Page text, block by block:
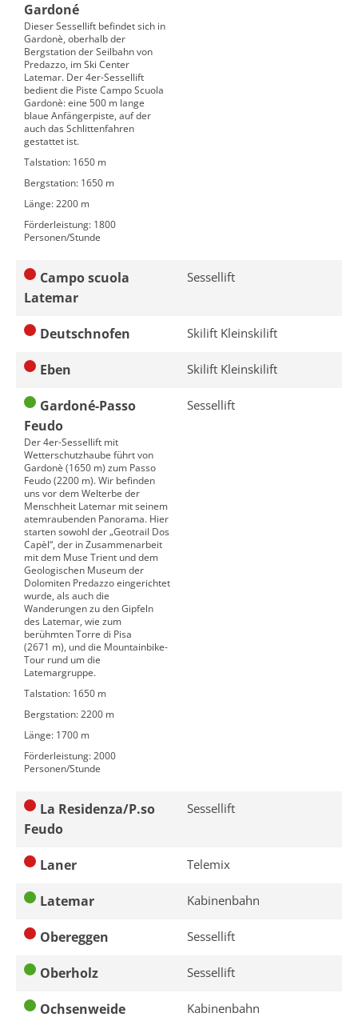
Gardoné
Dieser Sessellift befindet sich in
Gardonè, oberhalb der
Bergstation der Seilbahn von
Predazzo, im Ski Center
Latemar. Der 4er-Sessellift
bedient die Piste Campo Scuola
Gardonè: eine 500 m lange
blaue Anfängerpiste, auf der
auch das Schlittenfahren
gestattet ist.
Talstation: 1650 m
Bergstation: 1650 m
Länge: 2200 m
Förderleistung: 1800
Personen/Stunde
Campo scuola
Latemar
Sessellift
Deutschnofen Skilift Kleinskilift
Eben Skilift Kleinskilift
Gardoné-Passo
Feudo
Der 4er-Sessellift mit
Wetterschutzhaube führt von
Gardonè (1650 m) zum Passo
Feudo (2200 m). Wir befinden
uns vor dem Welterbe der
Menschheit Latemar mit seinem
atemraubenden Panorama. Hier
starten sowohl der „Geotrail Dos
Capèl“, der in Zusammenarbeit
mit dem Muse Trient und dem
Geologischen Museum der
Dolomiten Predazzo eingerichtet
wurde, als auch die
Wanderungen zu den Gipfeln
des Latemar, wie zum
berühmten Torre di Pisa
(2671 m), und die Mountainbike-
Tour rund um die
Latemargruppe.
Talstation: 1650 m
Bergstation: 2200 m
Länge: 1700 m
Förderleistung: 2000
Personen/Stunde
Sessellift
La Residenza/P.so
Feudo
Sessellift
Laner Telemix
Latemar Kabinenbahn
Obereggen Sessellift
Oberholz Sessellift
Ochsenweide Kabinenbahn